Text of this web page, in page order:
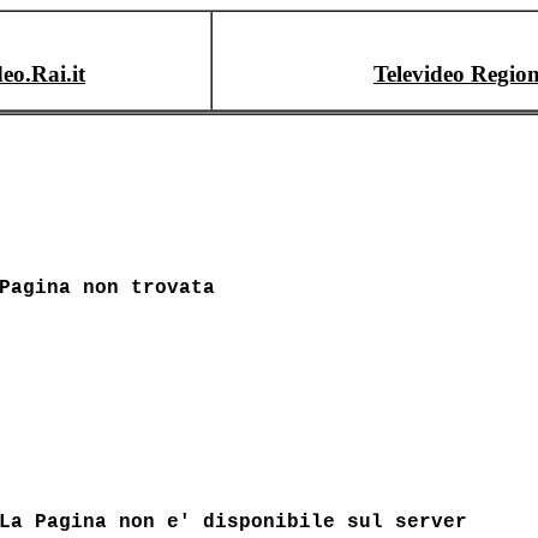
Televideo
Pagina non trovata
La Pagina non e' disponibile sul server